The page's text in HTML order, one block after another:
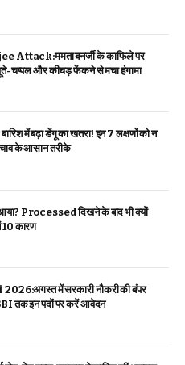
Attack:ममता बनर्जी के काफिले पर
चप्पल और कीचड़ फेंकने से मचा हंगामा
में बढ़ा डेंगू का खतरा! इन 7 लक्षणों को न
के आसान तरीके
Processed दिखने के बाद भी क्यों
10 कारण
में सरकारी नौकरी की बंपर
तक इन पदों पर करें आवेदन